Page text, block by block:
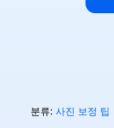
분류: 사진 보정 팁